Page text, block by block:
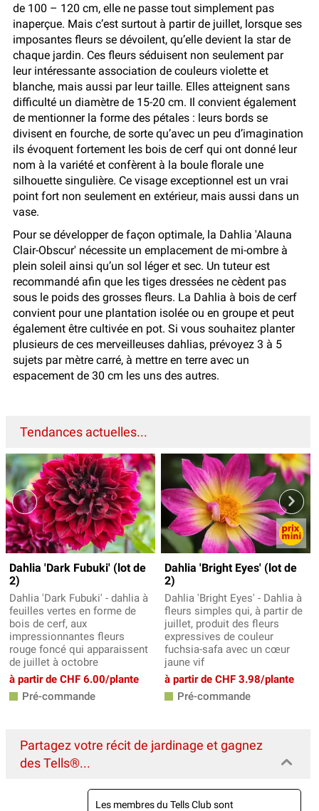
de 100 – 120 cm, elle ne passe tout simplement pas
inaperçue. Mais c’est surtout à partir de juillet, lorsque ses
imposantes fleurs se dévoilent, qu’elle devient la star de
chaque jardin. Ces fleurs séduisent non seulement par
leur intéressante association de couleurs violette et
blanche, mais aussi par leur taille. Elles atteignent sans
difficulté un diamètre de 15-20 cm. Il convient également
de mentionner la forme des pétales : leurs bords se
divisent en fourche, de sorte qu’avec un peu d’imagination
ils évoquent fortement les bois de cerf qui ont donné leur
nom à la variété et confèrent à la boule florale une
silhouette singulière. Ce visage exceptionnel est un vrai
point fort non seulement en extérieur, mais aussi dans un
vase.
Pour se développer de façon optimale, la Dahlia 'Alauna
Clair-Obscur' nécessite un emplacement de mi-ombre à
plein soleil ainsi qu’un sol léger et sec. Un tuteur est
recommandé afin que les tiges dressées ne cèdent pas
sous le poids des grosses fleurs. La Dahlia à bois de cerf
convient pour une plantation isolée ou en groupe et peut
également être cultivée en pot. Si vous souhaitez planter
plusieurs de ces merveilleuses dahlias, prévoyez 3 à 5
sujets par mètre carré, à mettre en terre avec un
espacement de 30 cm les uns des autres.
Tendances actuelles...
Dahlia 'Dark Fubuki' (lot de
2)
Dahlia 'Dark Fubuki' - dahlia à
feuilles vertes en forme de
bois de cerf, aux
impressionnantes fleurs
rouge foncé qui apparaissent
de juillet à octobre
à partir de CHF 6.00/plante
Pré-commande
Dahlia 'Bright Eyes' (lot de
2)
Dahlia 'Bright Eyes' - Dahlia à
fleurs simples qui, à partir de
juillet, produit des fleurs
expressives de couleur
fuchsia-safa avec un cœur
jaune vif
à partir de CHF 3.98/plante
Pré-commande
Partagez votre récit de jardinage et gagnez
des Tells®...
Les membres du Tells Club sont